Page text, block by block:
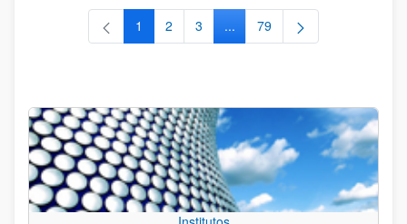
Página
1 Página
2 Página
3 ...Páginas intermedias Use TAB
Página
79